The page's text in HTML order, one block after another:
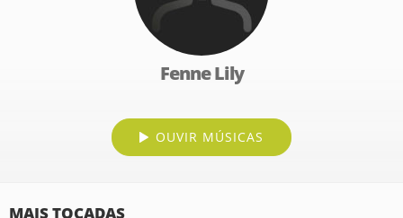
Fenne Lily
OUVIR MÚSICAS
MAIS TOCADAS